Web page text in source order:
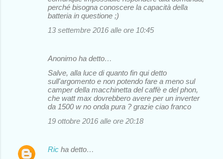
perché bisogna conoscere la capacità della
batteria in questione ;)
13 settembre 2016 alle ore 10:45
Anonimo ha detto…
Salve, alla luce di quanto fin qui detto
sull'argomento e non potendo fare a meno sul
camper della macchinetta del caffè e del phon,
che watt max dovrebbero avere per un inverter
da 1500 w no onda pura ? grazie ciao franco
19 ottobre 2016 alle ore 20:18
Ric ha detto…